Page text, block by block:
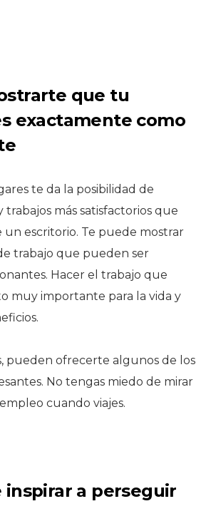
que tu
exactamente como
te da la posibilidad de
más satisfactorios que
un escritorio. Te puede mostrar
trabajo que pueden ser
Hacer el trabajo que
muy importante para la vida y
pueden ofrecerte algunos de los
No tengas miedo de mirar
cuando viajes.
inspirar a perseguir